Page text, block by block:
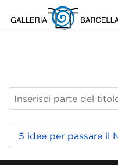
Inserisci parte del titolo
5 idee per passare il